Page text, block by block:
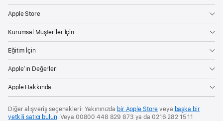
Apple Store
Kurumsal Müşteriler İçin
Eğitim İçin
Apple’ın Değerleri
Apple Hakkında
Diğer alışveriş seçenekleri: Yakınınızda bir Apple Store veya başka bir
yetkili satıcı bulun. Veya 00800 448 829 873 ya da 0216 282 15 11